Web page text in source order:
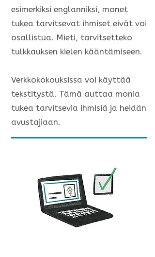
esimerkiksi englanniksi, monet
tukea tarvitsevat ihmiset eivät voi
osallistua. Mieti, tarvitsetteko
tulkkauksen kielen kääntämiseen.
Verkkokokouksissa voi käyttää
tekstitystä. Tämä auttaa monia
tukea tarvitsevia ihmisiä ja heidän
avustajiaan.